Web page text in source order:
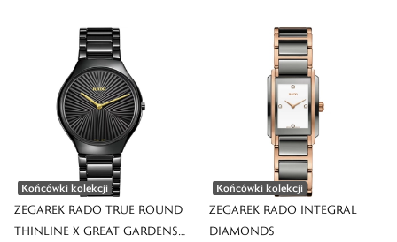
Końcówki kolekcji
ZEGAREK RADO TRUE ROUND
THINLINE X GREAT GARDENS
Końcówki kolekcji
ZEGAREK RADO INTEGRAL
DIAMONDS